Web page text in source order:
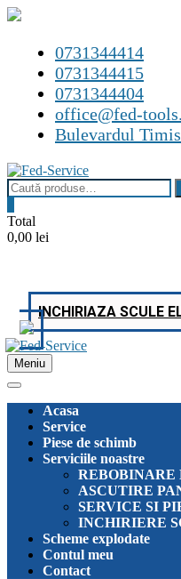
content
0731344414
0731344415
0731344404
office@fed-
Bulevardul
Caută
după:
Total
0,00 lei
INCHIRIAZA SCULE
Meniu
Acasa
Service
Piese de schimb
Serviciile noastre
REBOBINARE
ASCUTIRE
SERVICE SI
INCHIRIERE
Scheme explodate
Contul meu
Contact